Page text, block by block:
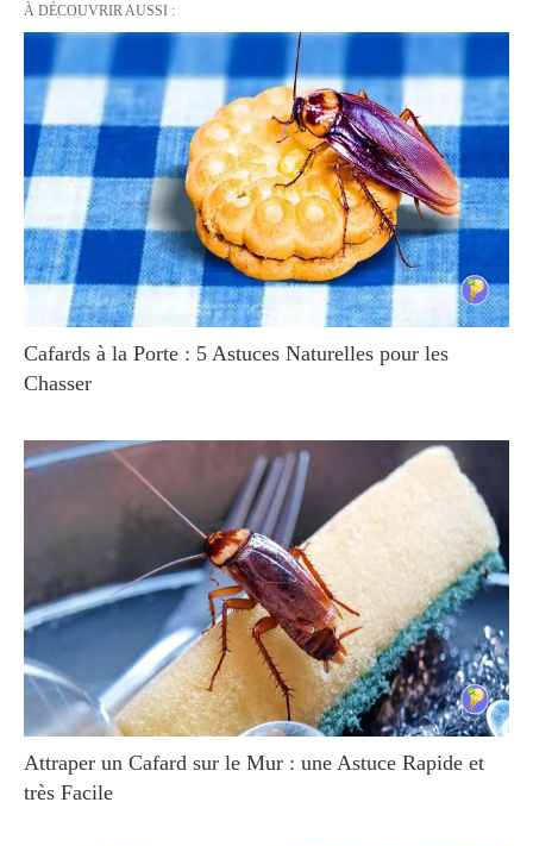
À DÉCOUVRIR AUSSI :
Cafards à la Porte : 5 Astuces Naturelles pour les
Chasser
Attraper un Cafard sur le Mur : une Astuce Rapide et
très Facile